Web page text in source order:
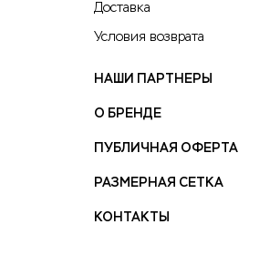
Доставка
Условия возврата
НАШИ ПАРТНЕРЫ
О БРЕНДЕ
ПУБЛИЧНАЯ ОФЕРТА
РАЗМЕРНАЯ СЕТКА
КОНТАКТЫ